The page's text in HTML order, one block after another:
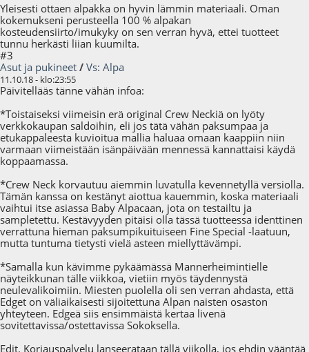
Yleisesti ottaen alpakka on hyvin lämmin materiaali. Oman
kokemukseni perusteella 100 % alpakan
kosteudensiirto/imukyky on sen verran hyvä, ettei tuotteet
tunnu herkästi liian kuumilta.
#3
Asut ja pukineet / Vs: Alpa
11.10.18 - klo:23:55
Päivitellääs tänne vähän infoa:
*Toistaiseksi viimeisin erä original Crew Neckiä on lyöty
verkkokaupan saldoihin, eli jos tätä vähän paksumpaa ja
etukappaleesta kuvioitua mallia haluaa omaan kaappiin niin
varmaan viimeistään isänpäivään mennessä kannattaisi käydä
koppaamassa.
*Crew Neck korvautuu aiemmin luvatulla kevennetyllä versiolla.
Tämän kanssa on kestänyt aiottua kauemmin, koska materiaali
vaihtui itse asiassa Baby Alpacaan, jota on testailtu ja
sampletettu. Kestävyyden pitäisi olla tässä tuotteessa identtinen
verrattuna hieman paksumpikuituiseen Fine Special -laatuun,
mutta tuntuma tietysti vielä asteen miellyttävämpi.
*Samalla kun kävimme pykäämässä Mannerheimintielle
näyteikkunan tälle viikkoa, vietiin myös täydennystä
neulevalikoimiin. Miesten puolella oli sen verran ahdasta, että
Edget on väliaikaisesti sijoitettuna Alpan naisten osaston
yhteyteen. Edgeä siis ensimmäistä kertaa livenä
sovitettavissa/ostettavissa Sokoksella.
Edit. Korjauspalvelu lanseerataan tällä viikolla, jos ehdin vääntää